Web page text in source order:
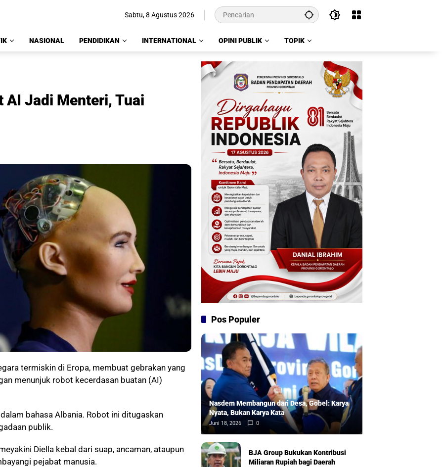
Sabtu, 8 Agustus 2026
NASIONAL PENDIDIKAN INTERNATIONAL OPINI PUBLIK TOPIK
AI Jadi Menteri, Tuai
termiskin di Eropa, membuat gebrakan yang
menunjuk robot kecerdasan buatan (AI)
bahasa Albania. Robot ini ditugaskan
publik.
Diella kebal dari suap, ancaman, ataupun
pejabat manusia.
Pos Populer
Nasdem Membangun dari Desa, Gobel: Karya
Nyata, Bukan Karya Kata
Juni 18, 2026 0
BJA Group Bukukan Kontribusi
Miliaran Rupiah bagi Daerah